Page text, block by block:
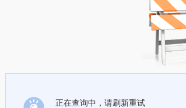
正在查询中，请刷新重试